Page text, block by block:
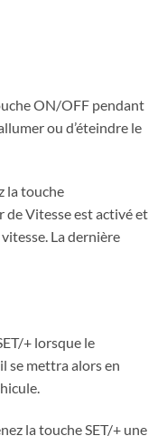
ON/OFF pendant
ou d’éteindre le
la touche
Vitesse est activé et
La dernière
+ lorsque le
se mettra alors en
la touche SET/+ une